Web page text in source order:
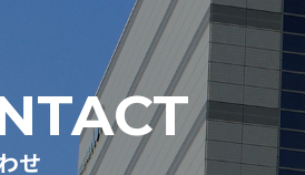
せ